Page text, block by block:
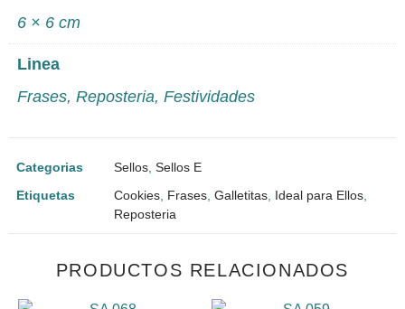
6 × 6 cm
Linea
Frases, Reposteria, Festividades
Categorias Sellos Sellos E
Etiquetas
Cookies Frases Galletitas Ideal para Ellos
Reposteria
PRODUCTOS RELACIONADOS